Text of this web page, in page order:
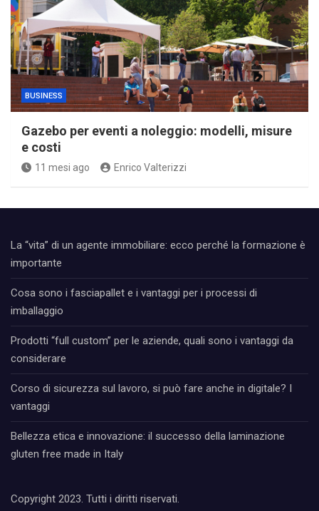
BUSINESS
Gazebo per eventi a noleggio: modelli, misure
e costi
11 mesi ago Enrico Valterizzi
La “vita” di un agente immobiliare: ecco perché la formazione è
importante
Cosa sono i fasciapallet e i vantaggi per i processi di
imballaggio
Prodotti “full custom” per le aziende, quali sono i vantaggi da
considerare
Corso di sicurezza sul lavoro, si può fare anche in digitale? I
vantaggi
Bellezza etica e innovazione: il successo della laminazione
gluten free made in Italy
Copyright 2023. Tutti i diritti riservati.